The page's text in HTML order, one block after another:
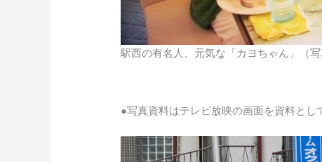
駅西の有名人、元気な「カヨちゃん」（
●写真資料はテレビ放映の画面を資料とし